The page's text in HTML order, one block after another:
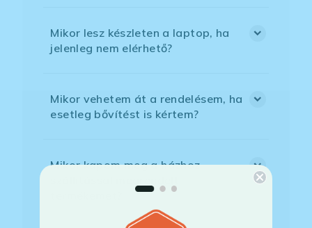
Mikor lesz készleten a laptop, ha
jelenleg nem elérhető?
Mikor vehetem át a rendelésem, ha
esetleg bővítést is kértem?
Mikor kapom meg a házhoz